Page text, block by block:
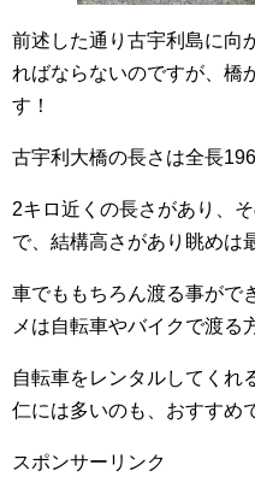
前述した通り古宇利島に向
ればならないのですが、橋
す！
古宇利大橋の長さは全長
2キロ近くの長さがあり、
で、結構高さがあり眺めは
車でももちろん渡る事がで
メは自転車やバイクで渡る
自転車をレンタルしてくれ
仁には多いのも、おすすめ
スポンサーリンク